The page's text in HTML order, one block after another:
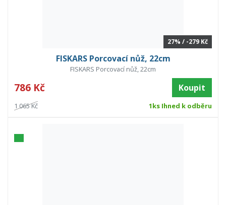
27% / -279 Kč
FISKARS Porcovací nůž, 22cm
FISKARS Porcovací nůž, 22cm
786 Kč Koupit
1 065 Kč 1ks Ihned k odběru